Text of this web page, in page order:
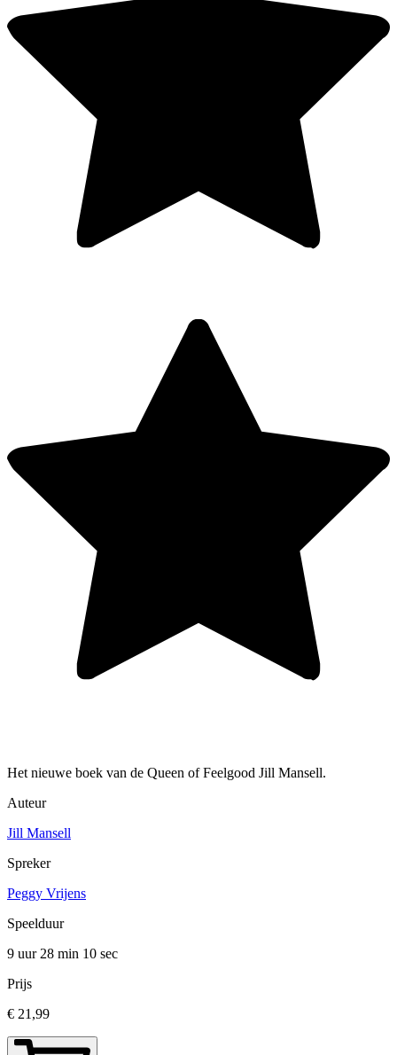
Het nieuwe boek van de Queen of Feelgood Jill Mansell.
Auteur
Jill Mansell
Spreker
Peggy Vrijens
Speelduur
9 uur 28 min 10 sec
Prijs
€ 21,99